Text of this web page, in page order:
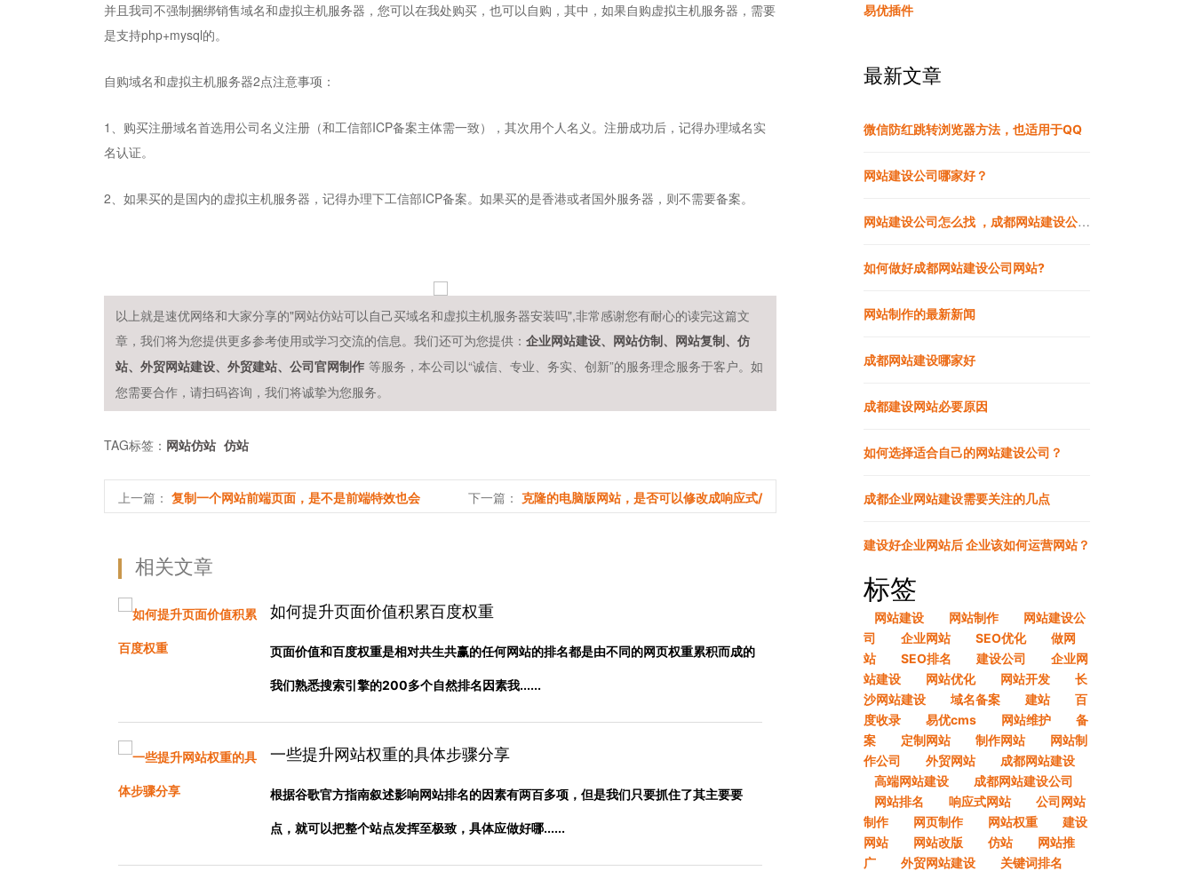
并且我司不强制捆绑销售域名和虚拟主机服务器，您可以在我处购买，也可以自购，其中，如果自购虚拟主机服务器，需要
是支持php+mysql的。
自购域名和虚拟主机服务器2点注意事项：
1、购买注册域名首选用公司名义注册（和工信部ICP备案主体需一致），其次用个人名义。注册成功后，记得办理域名实
名认证。
2、如果买的是国内的虚拟主机服务器，记得办理下工信部ICP备案。如果买的是香港或者国外服务器，则不需要备案。
以上就是速优网络和大家分享的"网站仿站可以自己买域名和虚拟主机服务器安装吗",非常感谢您有耐心的读完这篇文
章，我们将为您提供更多参考使用或学习交流的信息。我们还可为您提供： 企业网站建设、网站仿制、网站复制、仿
站、外贸网站建设、外贸建站、公司官网制作 等服务，本公司以“诚信、专业、务实、创新”的服务理念服务于客户。如
您需要合作，请扫码咨询，我们将诚挚为您服务。
TAG标签： 网站仿站 仿站
上一篇： 复制一个网站前端页面，是不是前端特效也会 下一篇： 克隆的电脑版网站，是否可以修改成响应式/
相关文章
如何提升页面价值积累百度权重
页面价值和百度权重是相对共生共赢的任何网站的排名都是由不同的网页权重累积而成的
我们熟悉搜索引擎的200多个自然排名因素我......
一些提升网站权重的具体步骤分享
根据谷歌官方指南叙述影响网站排名的因素有两百多项，但是我们只要抓住了其主要要
点，就可以把整个站点发挥至极致，具体应做好哪......
易优插件
最新文章
微信防红跳转浏览器方法，也适用于QQ
网站建设公司哪家好？
网站建设公司怎么找 ，成都网站建设公司做网站靠谱吗
如何做好成都网站建设公司网站?
网站制作的最新新闻
成都网站建设哪家好
成都建设网站必要原因
如何选择适合自己的网站建设公司？
成都企业网站建设需要关注的几点
建设好企业网站后 企业该如何运营网站？
标签
网站建设 网站制作
网站建设公
司
企业网站 SEO优化
做网
站
SEO排名 建设公司
企业网
站建设
网站优化 网站开发
长
沙网站建设
域名备案 建站
百
度收录
易优cms 网站维护
备
案
定制网站 制作网站
网站制
作公司
外贸网站
成都网站建设
高端网站建设
成都网站建设公司
网站排名
响应式网站
公司网站
制作
网页制作 网站权重
建设
网站
网站改版 仿站
网站推
广
外贸网站建设
关键词排名